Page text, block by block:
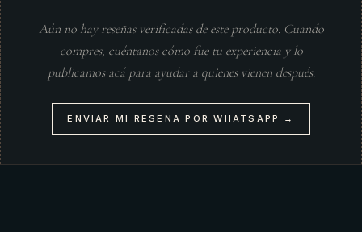
Aún no hay reseñas verificadas de este producto. Cuando
compres, cuéntanos cómo fue tu experiencia y lo
publicamos acá para ayudar a quienes vienen después.
ENVIAR MI RESEÑA POR WHATSAPP →